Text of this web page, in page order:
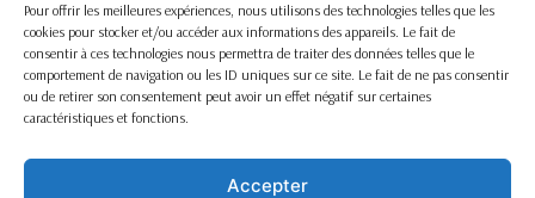
Pour offrir les meilleures expériences, nous utilisons des technologies telles que les
cookies pour stocker et/ou accéder aux informations des appareils. Le fait de
consentir à ces technologies nous permettra de traiter des données telles que le
comportement de navigation ou les ID uniques sur ce site. Le fait de ne pas consentir
ou de retirer son consentement peut avoir un effet négatif sur certaines
caractéristiques et fonctions.
Accepter